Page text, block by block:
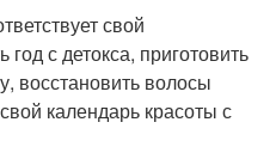
свой
с детокса, приготовить
восстановить волосы
календарь красоты с